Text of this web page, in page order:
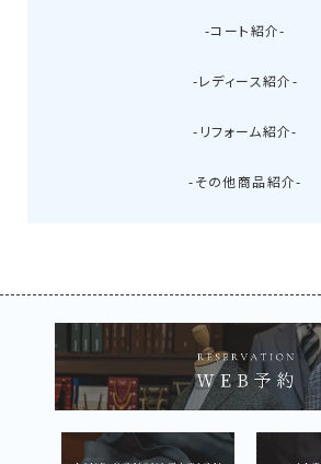
-コート紹介-
-レディース紹介-
-リフォーム紹介-
-その他商品紹介-